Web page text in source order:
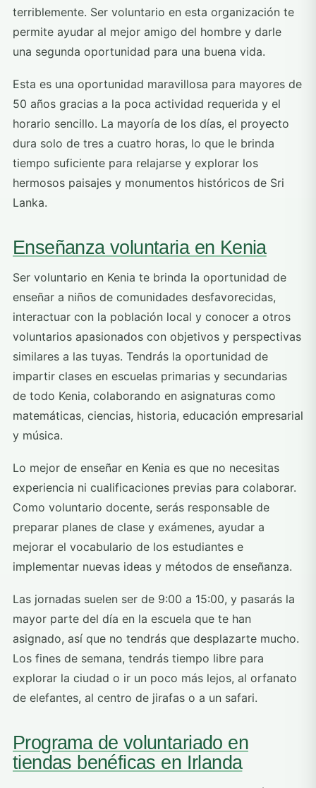
terriblemente. Ser voluntario en esta organización te
permite ayudar al mejor amigo del hombre y darle
una segunda oportunidad para una buena vida.
Esta es una oportunidad maravillosa para mayores de
50 años gracias a la poca actividad requerida y el
horario sencillo. La mayoría de los días, el proyecto
dura solo de tres a cuatro horas, lo que le brinda
tiempo suficiente para relajarse y explorar los
hermosos paisajes y monumentos históricos de Sri
Lanka.
Enseñanza voluntaria en Kenia
Ser voluntario en Kenia te brinda la oportunidad de
enseñar a niños de comunidades desfavorecidas,
interactuar con la población local y conocer a otros
voluntarios apasionados con objetivos y perspectivas
similares a las tuyas. Tendrás la oportunidad de
impartir clases en escuelas primarias y secundarias
de todo Kenia, colaborando en asignaturas como
matemáticas, ciencias, historia, educación empresarial
y música.
Lo mejor de enseñar en Kenia es que no necesitas
experiencia ni cualificaciones previas para colaborar.
Como voluntario docente, serás responsable de
preparar planes de clase y exámenes, ayudar a
mejorar el vocabulario de los estudiantes e
implementar nuevas ideas y métodos de enseñanza.
Las jornadas suelen ser de 9:00 a 15:00, y pasarás la
mayor parte del día en la escuela que te han
asignado, así que no tendrás que desplazarte mucho.
Los fines de semana, tendrás tiempo libre para
explorar la ciudad o ir un poco más lejos, al orfanato
de elefantes, al centro de jirafas o a un safari.
Programa de voluntariado en
tiendas benéficas en Irlanda